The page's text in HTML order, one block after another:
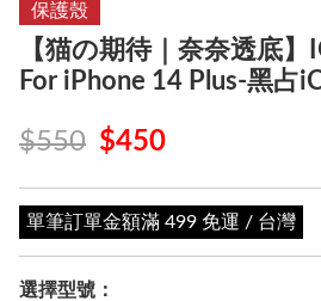
保護殼
【猫の期待｜奈奈透底】
For iPhone 14 Plus-黑占
$550 $450
單筆訂單金額滿 499 免運 / 台灣
選擇型號：